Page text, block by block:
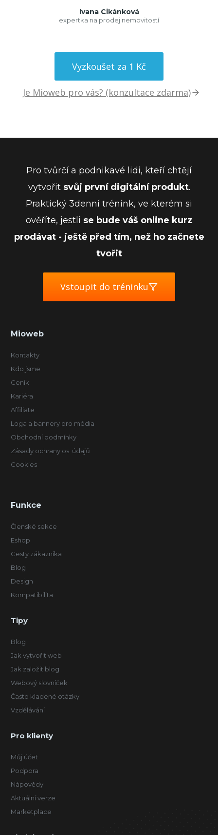
Ivana Cikánková
expertka na prodej nemovitostí
Vyzkoušet za 1 Kč
Je Mioweb pro vás? (konzultace zdarma)
Pro tvůrčí a podnikavé lidi, kteří chtějí
vytvořit svůj první digitální produkt.
Praktický 3denní trénink, ve kterém si
ověříte, jestli se bude váš online kurz
prodávat - ještě před tím, než ho začnete
tvořit
Vstoupit do tréninku
Mioweb
Kontakty
Kdo jsme
Ceník
Kariéra
Affiliate
Loga a bannery pro média
Obchodní podmínky
Zásady ochrany os. údajů
Cookies
Funkce
Členské sekce
Eshop
Cesty zákazníka
Blog
Design
Kompatibilita
Tipy
Blog
Jak vytvořit web
Jak založit blog
Webový slovníček
Často kladené otázky
Vzdělávání
Pro klienty
Můj účet
Podpora
Nápovědy
Aktuální verze
Marketplace